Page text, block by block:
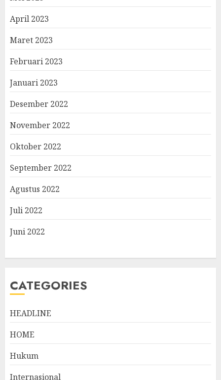
April 2023
Maret 2023
Februari 2023
Januari 2023
Desember 2022
November 2022
Oktober 2022
September 2022
Agustus 2022
Juli 2022
Juni 2022
CATEGORIES
HEADLINE
HOME
Hukum
Internasional